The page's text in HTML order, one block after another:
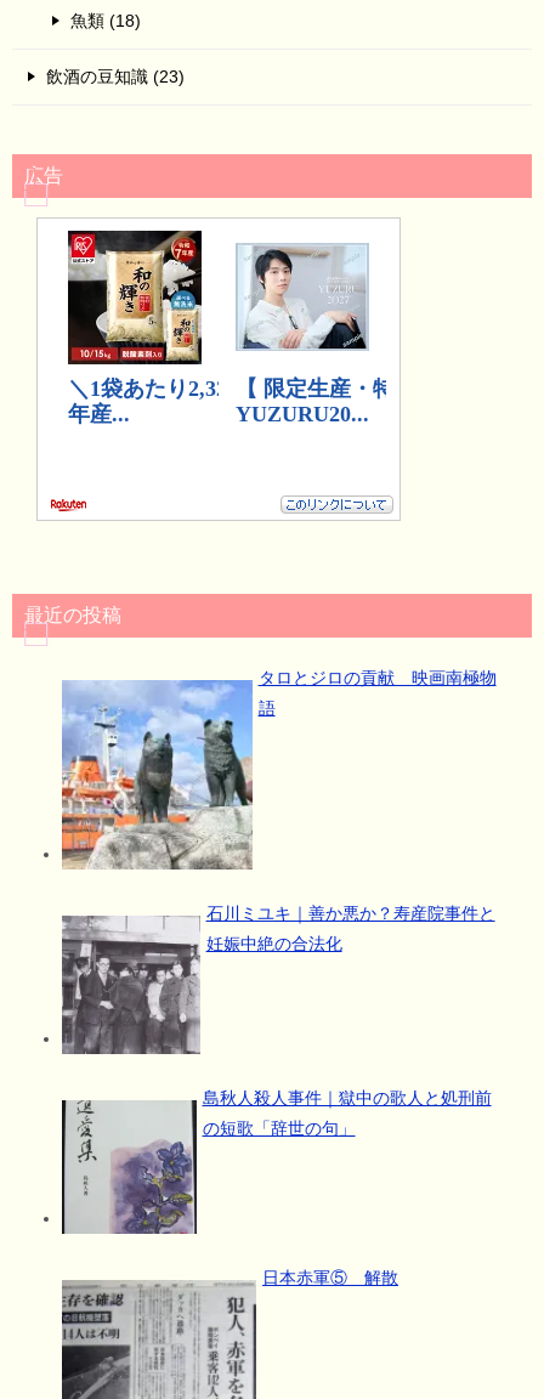
魚類 (18)
飲酒の豆知識 (23)
広告
最近の投稿
タロとジロの貢献 映画南極物
語
石川ミユキ｜善か悪か？寿産院事件と
妊娠中絶の合法化
島秋人殺人事件｜獄中の歌人と処刑前
の短歌「辞世の句」
日本赤軍⑤ 解散